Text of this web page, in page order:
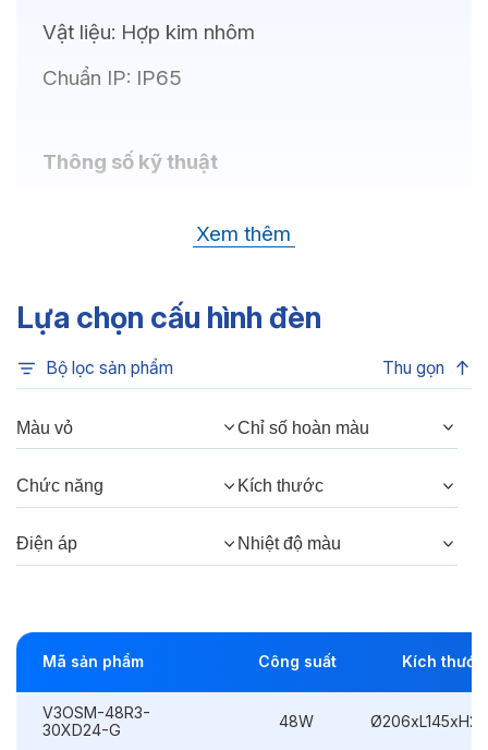
Vật liệu: Hợp kim nhôm
Chuẩn IP: IP65
Thông số kỹ thuật
Đa sắc, Xanh dương, Xanh lá,
Chỉ số hoàn màu: CRI>80
Quang thông:4080lm (C), 4080lm (N),
Thông số Điện & Lắp đặt
Kiểu lắp đặt:Ghim / Cắm
Kích thước
Ø206xL145xH245mm
Xem thêm
Lựa chọn cấu hình đèn
Bộ lọc sản phẩm Thu gọn
Màu vỏ Chỉ số hoàn màu
Chức năng Kích thước
Điện áp Nhiệt độ màu
Mã sản phẩm Công suất Kích thước
V3OSM-48R3-
30XD24-G
48W